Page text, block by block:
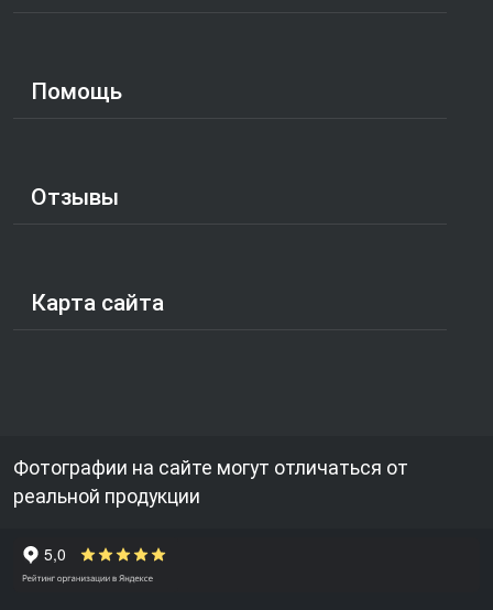
Помощь
Отзывы
Карта сайта
Фотографии на сайте могут отличаться от
реальной продукции